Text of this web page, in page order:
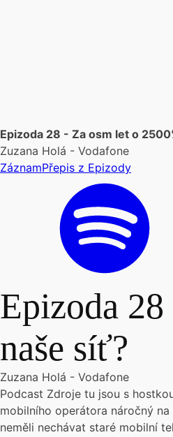
Epizoda 28 - Za osm let o
Zuzana Holá - Vodafone
ZáznamPřepis z Epizody
Epizoda
naše síť?
Zuzana Holá - Vodafone
Podcast Zdroje tu jsou s
mobilního operátora náročný
neměli nechávat staré mobilní